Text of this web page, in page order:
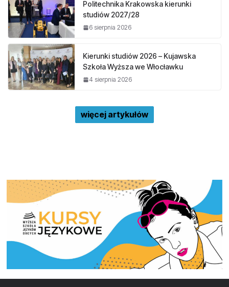
Politechnika Krakowska kierunki
studiów 2027/28
6 sierpnia 2026
Kierunki studiów 2026 – Kujawska
Szkoła Wyższa we Włocławku
4 sierpnia 2026
więcej artykułów